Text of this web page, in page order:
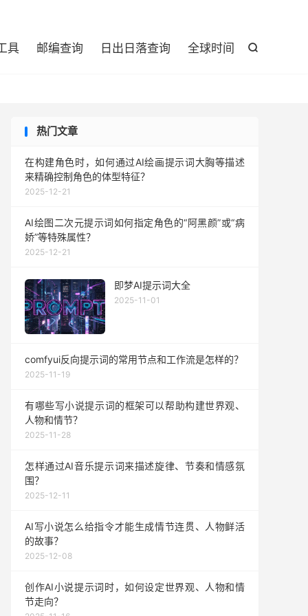

具 邮编查询 日出日落查询 全球时间
热门文章
在构建角色时，如何通过AI绘画提示词大胸等描述
来精确控制角色的体型特征？
2025-12-21
AI绘图二次元提示词如何指定角色的“阿黑颜”或“病
娇”等特殊属性？
2025-12-21
即梦AI提示词大全
2025-11-01
comfyui反向提示词的常用节点和工作流是怎样的？
2025-11-19
有哪些写小说提示词的框架可以帮助构建世界观、
人物和情节？
2025-11-28
怎样通过AI音乐提示词来描述旋律、节奏和情感氛
围？
2025-12-11
AI写小说怎么给指令才能生成情节连贯、人物鲜活
的故事？
2025-12-08
创作AI小说提示词时，如何设定世界观、人物和情
节走向？